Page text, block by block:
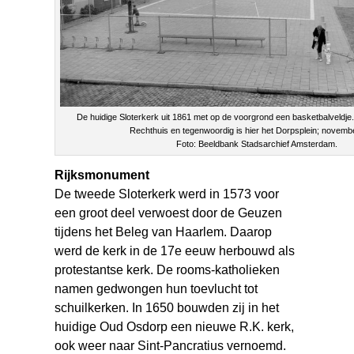
De huidige Sloterkerk uit 1861 met op de voorgrond een
Rechthuis en tegenwoordig is hier het Dorpsplein;
Foto: Beeldbank Stadsarchief Amsterdam.
Rijksmonument
De tweede Sloterkerk werd in 1573 voor
een groot deel verwoest door de Geuzen
tijdens het Beleg van Haarlem. Daarop
werd de kerk in de 17e eeuw herbouwd als
protestantse kerk. De rooms-katholieken
namen gedwongen hun toevlucht tot
schuilkerken. In 1650 bouwden zij in het
huidige Oud Osdorp een nieuwe R.K. kerk,
ook weer naar Sint-Pancratius vernoemd.